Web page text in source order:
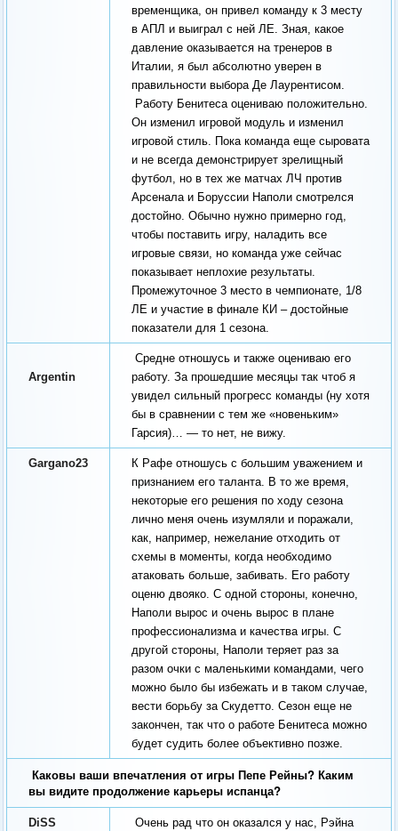
временщика, он привел команду к 3 месту
в АПЛ и выиграл с ней ЛЕ. Зная, какое
давление оказывается на тренеров в
Италии, я был абсолютно уверен в
правильности выбора Де Лаурентисом.
Работу Бенитеса оцениваю положительно.
Он изменил игровой модуль и изменил
игровой стиль. Пока команда еще сыровата
и не всегда демонстрирует зрелищный
футбол, но в тех же матчах ЛЧ против
Арсенала и Боруссии Наполи смотрелся
достойно. Обычно нужно примерно год,
чтобы поставить игру, наладить все
игровые связи, но команда уже сейчас
показывает неплохие результаты.
Промежуточное 3 место в чемпионате, 1/8
ЛЕ и участие в финале КИ – достойные
показатели для 1 сезона.
Argentin
Средне отношусь и также оцениваю его
работу. За прошедшие месяцы так чтоб я
увидел сильный прогресс команды (ну хотя
бы в сравнении с тем же «новеньким»
Гарсия)… — то нет, не вижу.
Gargano23
К Рафе отношусь с большим уважением и
признанием его таланта. В то же время,
некоторые его решения по ходу сезона
лично меня очень изумляли и поражали,
как, например, нежелание отходить от
схемы в моменты, когда необходимо
атаковать больше, забивать. Его работу
оценю двояко. С одной стороны, конечно,
Наполи вырос и очень вырос в плане
профессионализма и качества игры. С
другой стороны, Наполи теряет раз за
разом очки с маленькими командами, чего
можно было бы избежать и в таком случае,
вести борьбу за Скудетто. Сезон еще не
закончен, так что о работе Бенитеса можно
будет судить более объективно позже.
Каковы ваши впечатления от игры Пепе Рейны? Каким
вы видите продолжение карьеры испанца?
DiSS
Очень рад что он оказался у нас, Рэйна